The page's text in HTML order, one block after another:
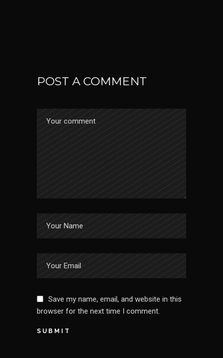
POST A COMMENT
Save my name, email, and website in this
browser for the next time I comment.
SUBMIT